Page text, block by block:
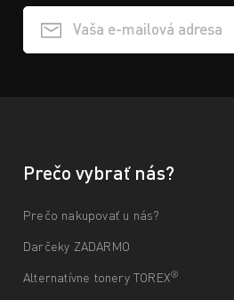
Přihlášení e-mailu k odběru
Prečo vybrať nás?
Prečo nakupovať u nás?
Darčeky ZADARMO
Alternatívne tonery TOREX®